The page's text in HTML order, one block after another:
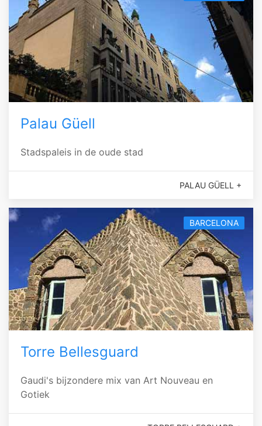
Palau Güell
Stadspaleis in de oude stad
PALAU GÜELL +
BARCELONA
Torre Bellesguard
Gaudi's bijzondere mix van Art Nouveau en
Gotiek